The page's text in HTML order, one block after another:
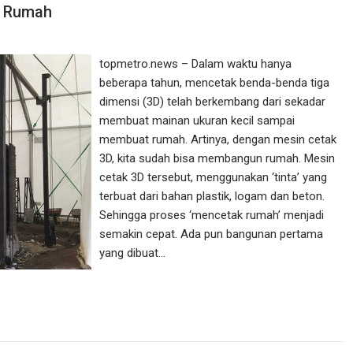
topmetro.news – Dalam waktu hanya
beberapa tahun, mencetak benda-benda tiga
dimensi (3D) telah berkembang dari sekadar
membuat mainan ukuran kecil sampai
membuat rumah. Artinya, dengan mesin cetak
3D, kita sudah bisa membangun rumah. Mesin
cetak 3D tersebut, menggunakan ‘tinta’ yang
terbuat dari bahan plastik, logam dan beton.
Sehingga proses ‘mencetak rumah’ menjadi
semakin cepat. Ada pun bangunan pertama
yang dibuat…